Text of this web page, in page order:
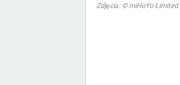
Zdjęciа: © miHoYo Limited.